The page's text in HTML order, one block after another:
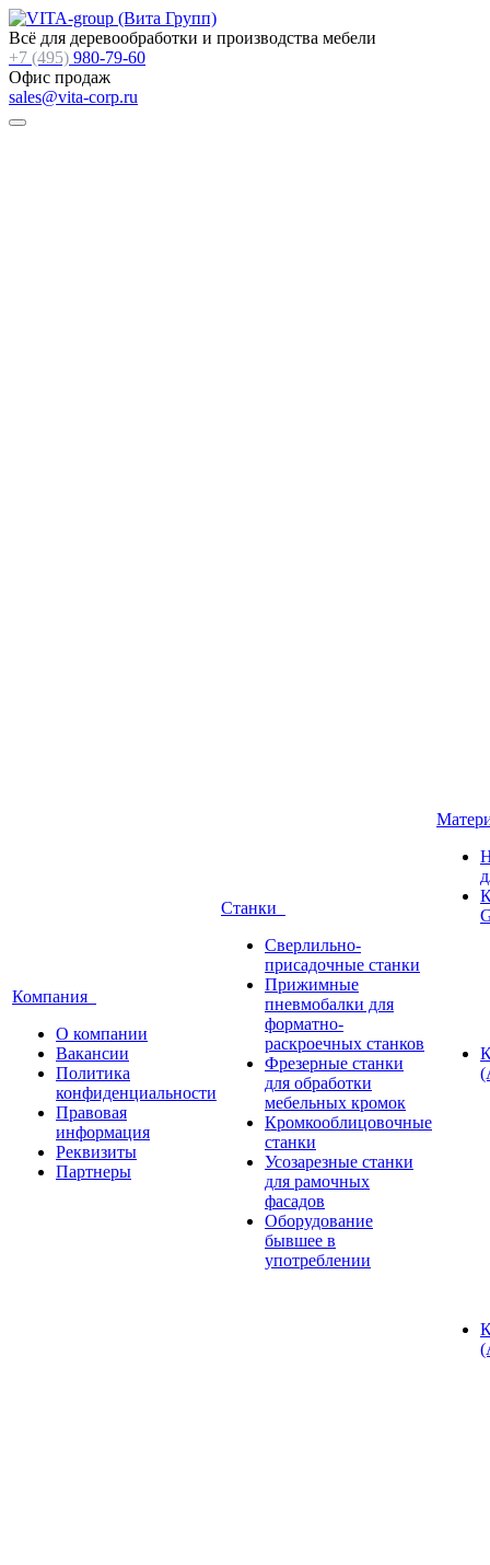
Всё для деревообработки и производства мебели
+7 (495) 980-79-60
Офис продаж
sales@vita-corp.ru
Компания
О компании
Вакансии
Политика
конфиденциальности
Правовая
информация
Реквизиты
Партнеры
Станки
Сверлильно-
присадочные станки
Прижимные
пневмобалки для
форматно-
раскроечных станков
Фрезерные станки
для обработки
мебельных кромок
Кромкооблицовочные
станки
Усозарезные станки
для рамочных
фасадов
Оборудование
бывшее в
употреблении